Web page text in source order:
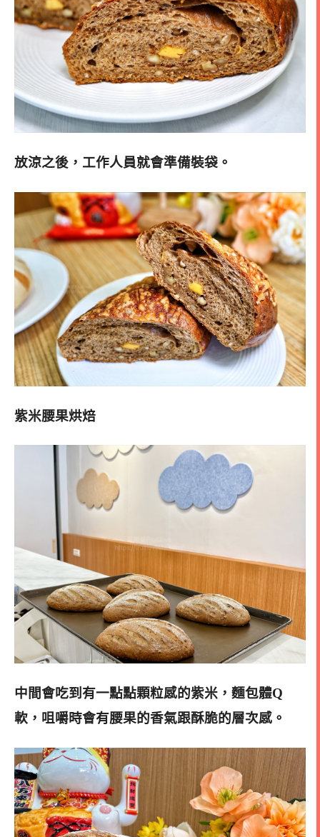
放涼之後，工作人員就會準備裝袋 。
紫米腰果烘焙
中間會吃到有一點點顆粒感的紫米，麵包體Q
軟，咀嚼時會有腰果的香氣跟酥脆的層次感 。